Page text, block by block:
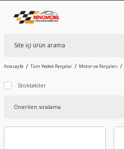
Anasayfa Tüm Yedek Parçalar Motor ve Parçaları
Stoktakiler